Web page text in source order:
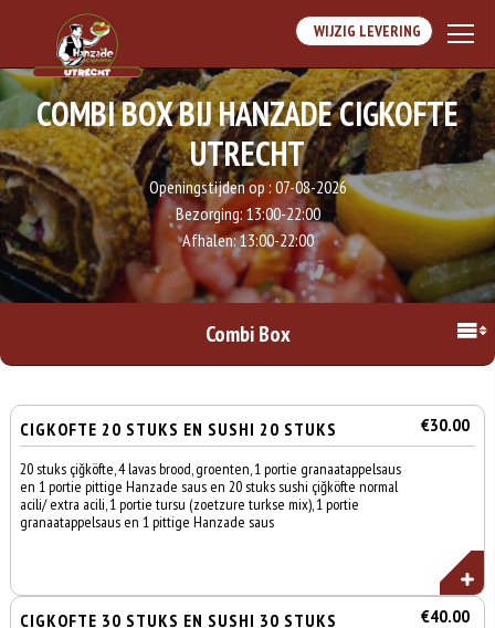
WIJZIG LEVERING
COMBI BOX BIJ HANZADE CIGKOFTE
UTRECHT
Openingstijden op : 07-08-2026
Bezorging: 13:00-22:00
Afhalen:13:00-22:00
Combi Box
CIGKOFTE 20 STUKS EN SUSHI 20 STUKS €30.00
20 stuks çiğköfte, 4 lavas brood, groenten, 1 portie granaatappelsaus
en 1 portie pittige Hanzade saus en 20 stuks sushi çiğköfte normal
acili/ extra acili, 1 portie tursu (zoetzure turkse mix), 1 portie
granaatappelsaus en 1 pittige Hanzade saus
CIGKOFTE 30 STUKS EN SUSHI 30 STUKS €40.00